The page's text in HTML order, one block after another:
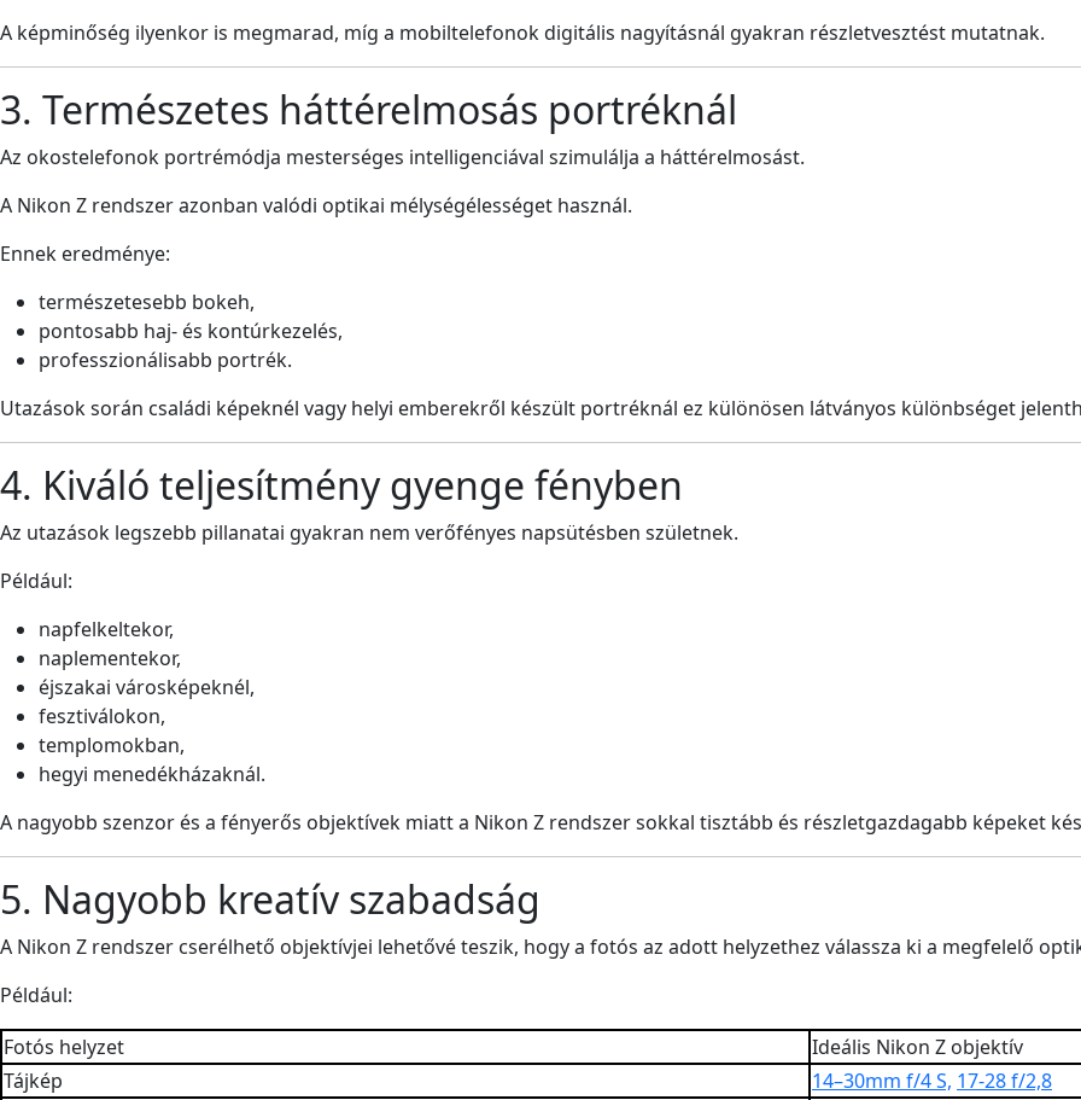
A képminőség ilyenkor is megmarad, míg a mobiltelefonok digitális nagyításnál gyakran részletvesztést mutatnak.
3. Természetes háttérelmosás portréknál
Az okostelefonok portrémódja mesterséges intelligenciával szimulálja a háttérelmosást.
A Nikon Z rendszer azonban valódi optikai mélységélességet használ.
Ennek eredménye:
természetesebb bokeh,
pontosabb haj- és kontúrkezelés,
professzionálisabb portrék.
Utazások során családi képeknél vagy helyi emberekről készült portréknál ez különösen látványos különbséget
4. Kiváló teljesítmény gyenge fényben
Az utazások legszebb pillanatai gyakran nem verőfényes napsütésben születnek.
Például:
napfelkeltekor,
naplementekor,
éjszakai városképeknél,
fesztiválokon,
templomokban,
hegyi menedékházaknál.
A nagyobb szenzor és a fényerős objektívek miatt a Nikon Z rendszer sokkal tisztább és részletgazdagabb képeket
5. Nagyobb kreatív szabadság
A Nikon Z rendszer cserélhető objektívjei lehetővé teszik, hogy a fotós az adott helyzethez válassza ki a megfelelő
Például:
Fotós helyzet
Ideális Nikon Z objektív
Tájkép
14–30mm f/4 S, 17-28 f/2,8